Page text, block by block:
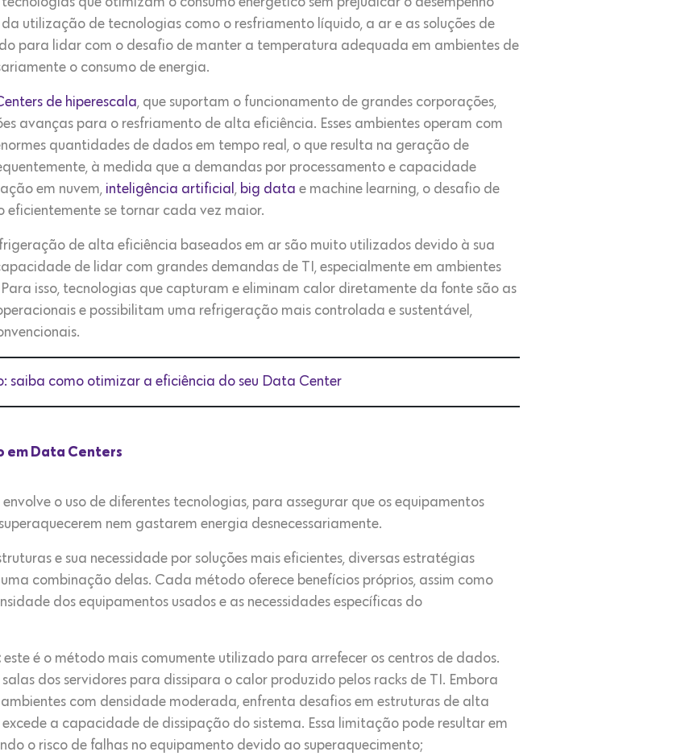
utilização de tecnologias como o resfriamento líquido, a ar e as soluções de
para lidar com o desafio de manter a temperatura adequada em ambientes de
o consumo de energia.
de hiperescala, que suportam o funcionamento de grandes corporações,
avanças para o resfriamento de alta eficiência. Esses ambientes operam com
quantidades de dados em tempo real, o que resulta na geração de
à medida que a demandas por processamento e capacidade
em nuvem, inteligência artificial , big data e machine learning, o desafio de
eficientemente se tornar cada vez maior.
de alta eficiência baseados em ar são muito utilizados devido à sua
de lidar com grandes demandas de TI, especialmente em ambientes
isso, tecnologias que capturam e eliminam calor diretamente da fonte são as
e possibilitam uma refrigeração mais controlada e sustentável,
saiba como otimizar a eficiência do seu Data Center
em Data Centers
o uso de diferentes tecnologias, para assegurar que os equipamentos
nem gastarem energia desnecessariamente.
e sua necessidade por soluções mais eficientes, diversas estratégias
combinação delas. Cada método oferece benefícios próprios, assim como
dos equipamentos usados ​​e as necessidades específicas do
este é o método mais comumente utilizado para arrefecer os centros de dados.
dos servidores para dissipara o calor produzido pelos racks de TI. Embora
com densidade moderada, enfrenta desafios em estruturas de alta
a capacidade de dissipação do sistema. Essa limitação pode resultar em
o risco de falhas no equipamento devido ao superaquecimento;